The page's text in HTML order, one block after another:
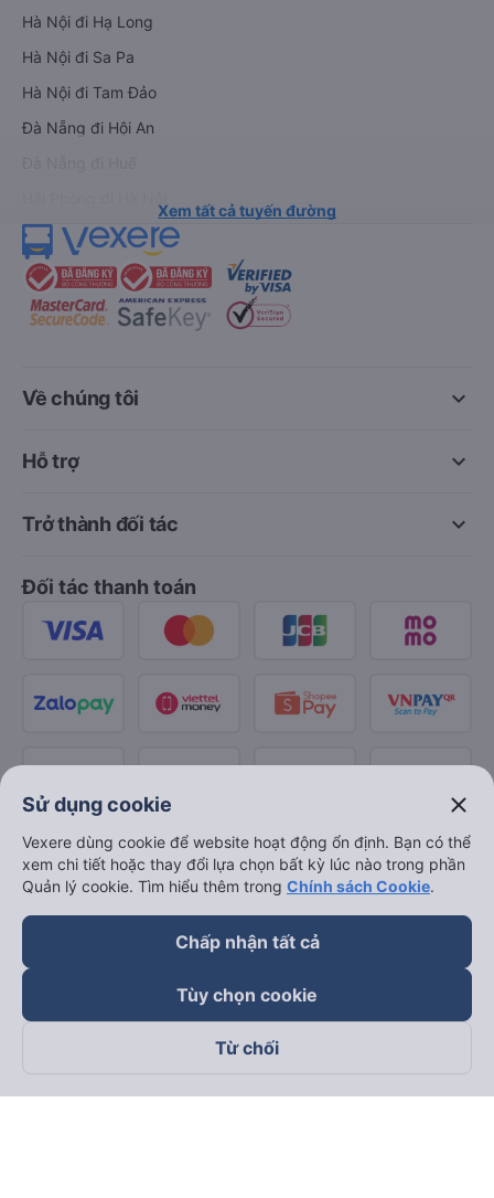
Hà Nội đi Hạ Long
Hà Nội đi Sa Pa
Hà Nội đi Tam Đảo
Đà Nẵng đi Hội An
Xem tất cả tuyến đường
keyboard_arrow_down
Về chúng tôi
keyboard_arrow_down
Hỗ trợ
keyboard_arrow_down
Trở thành đối tác
Đối tác thanh toán
Theo dõi chúng tôi trên
Sử dụng cookie close
Vexere dùng cookie để website hoạt động ổn định. Bạn có thể
xem chi tiết hoặc thay đổi lựa chọn bất kỳ lúc nào trong phần
Quản lý cookie. Tìm hiểu thêm trong Chính sách Cookie.
Chấp nhận tất cả
Tùy chọn cookie
Từ chối